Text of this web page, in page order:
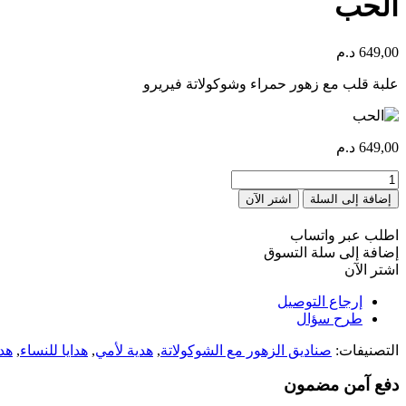
649,00 د.م
علبة قلب مع زهور حمراء وشوكولاتة فيريرو
649,00 د.م
كمية
Amour
إضافة إلى السلة اشتر الآن
اطلب عبر واتساب
إضافة إلى سلة التسوق
اشتر الآن
إرجاع التوصيل
طرح سؤال
التصنيفات: صناديق الزهور مع الشوكولاتة, هدية لأمي, هدايا للنساء,
دفع آمن مضمون